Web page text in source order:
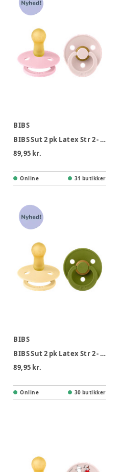
BIBS
BIBS Sut 2 pk Latex Str 2 - Petal Babypink
89,95 kr.
Online 31 butikker
BIBS
BIBS Sut 2 pk Latex Str 2 - PaleButter Wasabi
89,95 kr.
Online 30 butikker